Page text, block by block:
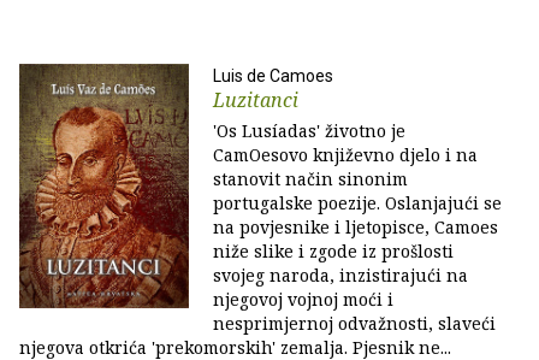
Luis de Camoes
Luzitanci
'Os Lusíadas' životno je
CamOesovo književno djelo i na
stanovit način sinonim
portugalske poezije. Oslanjajući se
na povjesnike i ljetopisce, Camoes
niže slike i zgode iz prošlosti
svojeg naroda, inzistirajući na
njegovoj vojnoj moći i
nesprimjernoj odvažnosti, slaveći
njegova otkrića 'prekomorskih' zemalja. Pjesnik ne...